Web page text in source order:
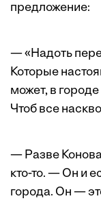
предложение:
— «Надоть
Которые
может, в
Чтоб все
— Разве
кто-то. — Он и
города. Он —